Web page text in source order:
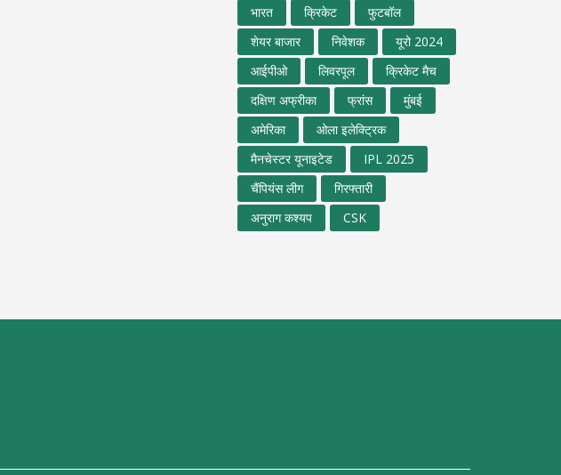
भारत क्रिकेट
फुटबॉल
शेयर बाजार
निवेशक
यूरो 2024
आईपीओ
लिवरपूल
क्रिकेट मैच
दक्षिण अफ्रीका
फ्रांस
मुंबई
अमेरिका
ओला इलेक्ट्रिक
मैनचेस्टर यूनाइटेड
IPL 2025
चैंपियंस लीग
गिरफ्तारी
अनुराग कश्यप
CSK